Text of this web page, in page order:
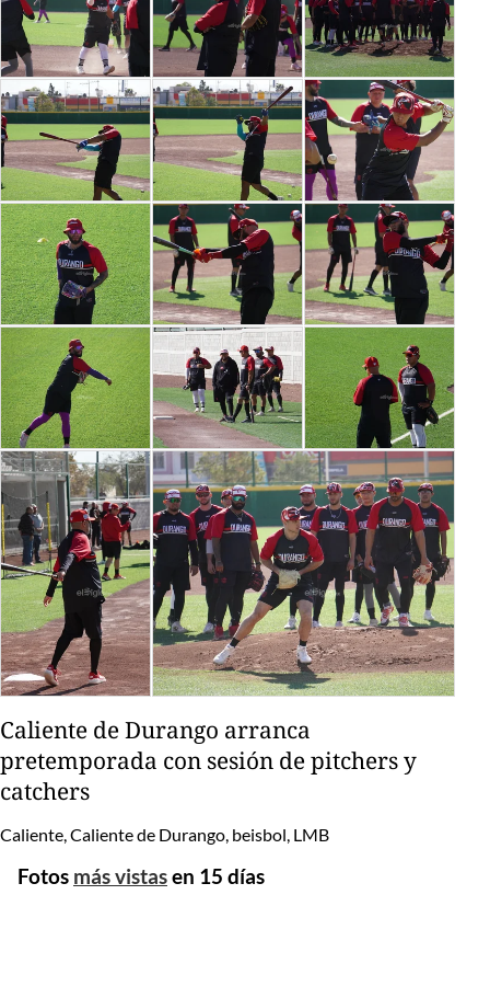
Caliente de Durango arranca
pretemporada con sesión de pitchers y
catchers
Caliente, Caliente de Durango, beisbol, LMB
Fotos más vistasen 15 días